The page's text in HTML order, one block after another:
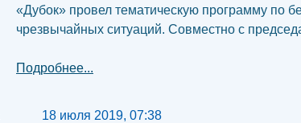
«Дубок» провел тематическую программу по
чрезвычайных ситуаций. Совместно с
Подробнее...
18 июля 2019, 07:38